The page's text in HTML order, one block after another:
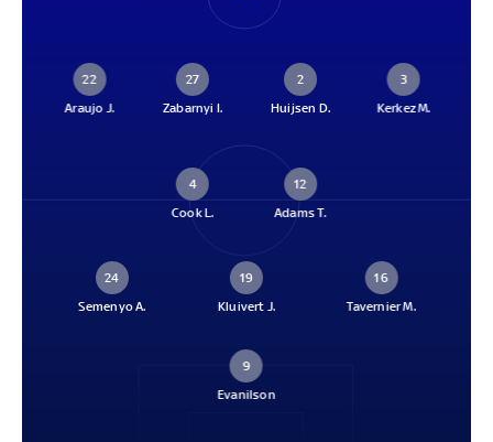
22
Araujo J.
27
Zabarnyi I.
2
Huijsen D.
3
Kerkez M.
4
Cook L.
12
Adams T.
24
Semenyo A.
19
Kluivert J.
16
Tavernier M.
9
Evanilson